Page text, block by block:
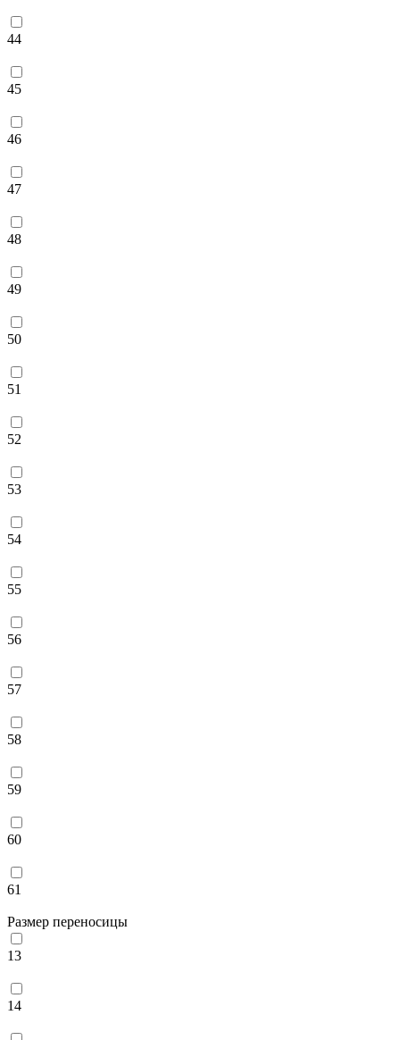
44
45
46
47
48
49
50
51
52
53
54
55
56
57
58
59
60
61
Размер переносицы
13
14